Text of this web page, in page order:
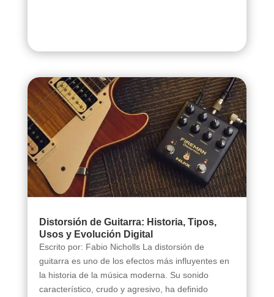
Distorsión de Guitarra: Historia, Tipos,
Usos y Evolución Digital
Escrito por: Fabio Nicholls La distorsión de
guitarra es uno de los efectos más influyentes en
la historia de la música moderna. Su sonido
característico, crudo y agresivo, ha definido